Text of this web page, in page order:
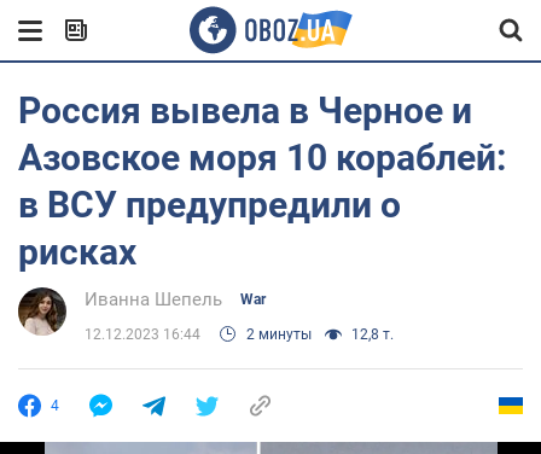
Россия вывела в Черное и
Азовское моря 10 кораблей:
в ВСУ предупредили о
рисках
Иванна Шепель War
12.12.2023 16:44 2 минуты 12,8 т.
4